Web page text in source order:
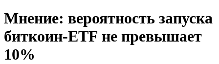
Мнение: вероятность запуска
биткоин-ETF не превышает
10%